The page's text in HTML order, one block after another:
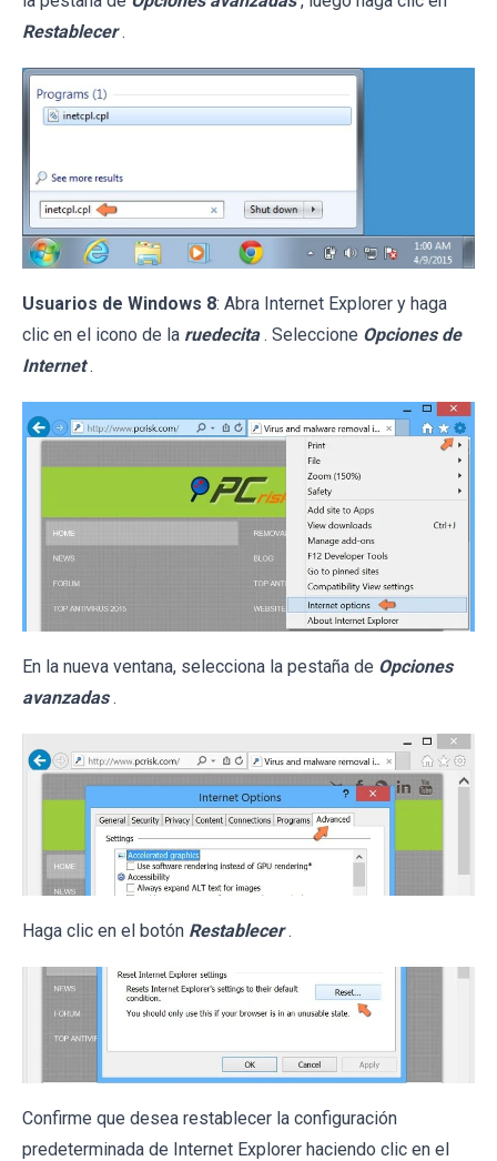
Restablecer .
Usuarios de Windows 8: Abra Internet Explorer y haga
clic en el icono de la ruedecita . Seleccione Opciones de
Internet .
En la nueva ventana, selecciona la pestaña de Opciones
avanzadas .
Haga clic en el botón Restablecer .
Confirme que desea restablecer la configuración
predeterminada de Internet Explorer haciendo clic en el